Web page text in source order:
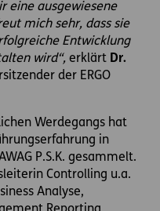
eine ausgewiesene
mich sehr, dass sie
Entwicklung
wird“, erklärt Dr.
der ERGO
Werdegangs hat
in
P.S.K. gesammelt.
Controlling u.a.
Analyse,